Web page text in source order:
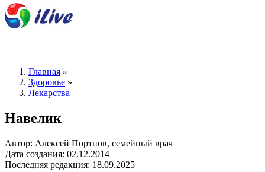
Главная »
Здоровье »
Лекарства
Навелик
Автор: Алексей Портнов, семейный врач
Дата создания: 02.12.2014
Последняя редакция: 18.09.2025